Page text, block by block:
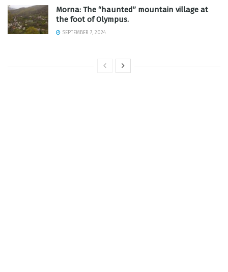
Morna: The “haunted” mountain village at
the foot of Olympus.
SEPTEMBER 7, 2024